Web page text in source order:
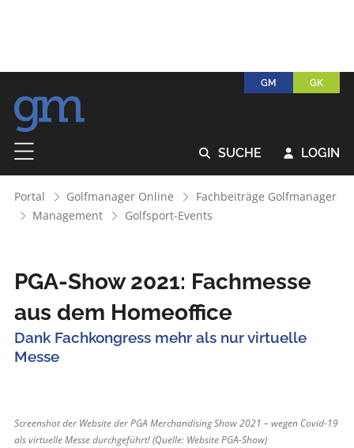
GM GK
 SUCHE  LOGIN
Portal Golfmanager Online
Fachbeiträge Golfmanager
Management
Golfsport-Events
PGA-Show 2021: Fachmesse
aus dem Homeoffice
Dank Fachkongress mehr als nur virtuelle
Messe
Screenshot der Website der PGA Merchandising Show 2021 – wegen Covid-19
als virtuelle Messe ­durchgeführt! (Quelle: Website PGA-Show)